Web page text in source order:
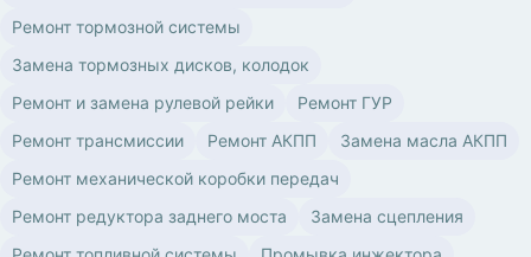
Ремонт тормозной системы
Замена тормозных дисков, колодок
Ремонт и замена рулевой рейки
Ремонт ГУР
Ремонт трансмиссии
Ремонт АКПП
Замена масла АКПП
Ремонт механической коробки передач
Ремонт редуктора заднего моста
Замена сцепления